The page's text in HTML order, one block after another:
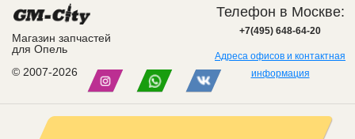
Магазин запчастей
для Опель
© 2007-2026
Телефон в Москве:
+7(495) 648-64-20
Адреса офисов и контактная
информация